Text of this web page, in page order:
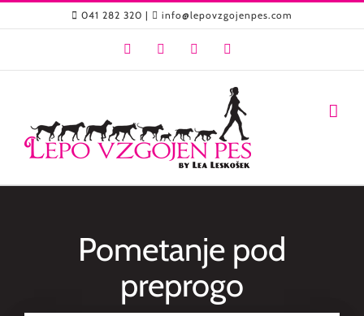
041 282 320 | info@lepovzgojenpes.com
FacebookYouTubeInstagram
Pometanje pod
preprogo